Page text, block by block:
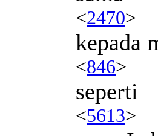
<2470>
kepada
<846>
seperti
<5613>